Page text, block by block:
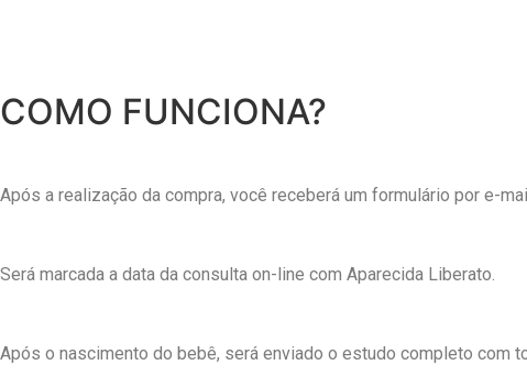
COMO FUNCIONA?
Após a realização da compra, você receberá um formulário por e-
Será marcada a data da consulta on-line com Aparecida Liberato.
Após o nascimento do bebê, será enviado o estudo completo com